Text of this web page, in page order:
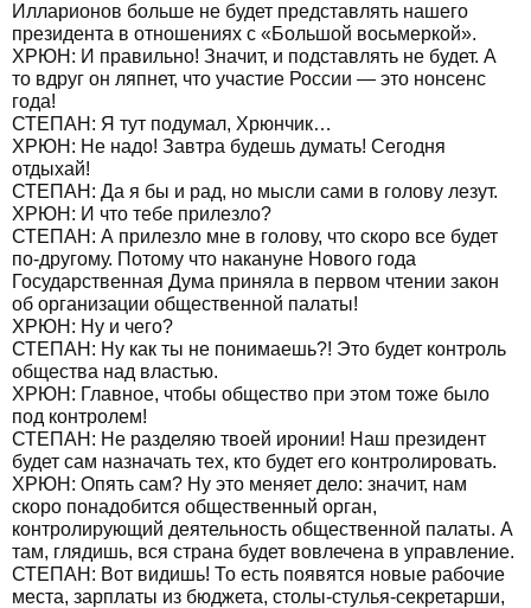
Илларионов больше не будет представлять нашего
президента в отношениях с «Большой восьмеркой».
ХРЮН: И правильно! Значит, и подставлять не будет. А
то вдруг он ляпнет, что участие России — это нонсенс
года!
СТЕПАН: Я тут подумал, Хрюнчик…
ХРЮН: Не надо! Завтра будешь думать! Сегодня
отдыхай!
СТЕПАН: Да я бы и рад, но мысли сами в голову лезут.
ХРЮН: И что тебе прилезло?
СТЕПАН: А прилезло мне в голову, что скоро все будет
по-другому. Потому что накануне Нового года
Государственная Дума приняла в первом чтении закон
об организации общественной палаты!
ХРЮН: Ну и чего?
СТЕПАН: Ну как ты не понимаешь?! Это будет контроль
общества над властью.
ХРЮН: Главное, чтобы общество при этом тоже было
под контролем!
СТЕПАН: Не разделяю твоей иронии! Наш президент
будет сам назначать тех, кто будет его контролировать.
ХРЮН: Опять сам? Ну это меняет дело: значит, нам
скоро понадобится общественный орган,
контролирующий деятельность общественной палаты. А
там, глядишь, вся страна будет вовлечена в управление.
СТЕПАН: Вот видишь! То есть появятся новые рабочие
места, зарплаты из бюджета, столы-стулья-секретарши,